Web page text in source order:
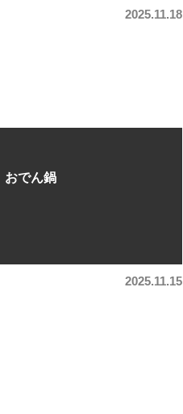
2025.11.18
おでん鍋
2025.11.15